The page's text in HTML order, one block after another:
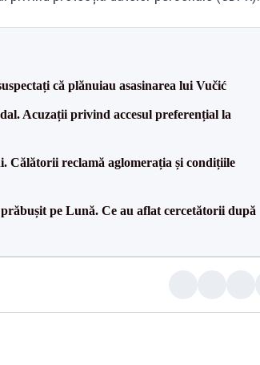
că plănuiau asasinarea lui Vučić
Acuzații privind accesul preferențial la
Călătorii reclamă aglomerația și condițiile
pe Lună. Ce au aflat cercetătorii după